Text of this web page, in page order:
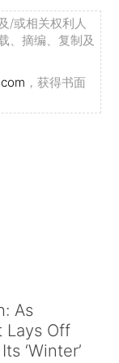
/或相关权利人
、摘编、复制及
，获得书面
As
Lays Off
‘Winter’